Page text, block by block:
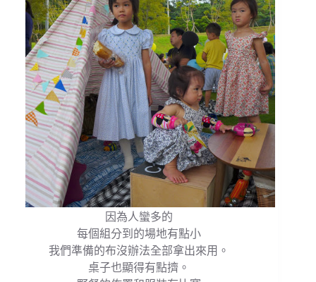
因為人蠻多的
每個組分到的場地有點小
我們準備的布沒辦法全部拿出來用。
桌子也顯得有點擠。